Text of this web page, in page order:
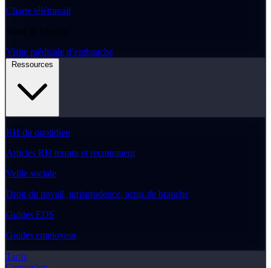
Charte télétravail
Santé & Sécurité
Visite médicale d’embauche
RH du quotidien
Articles RH terrain et recrutement
Veille sociale
Droit du travail, jurisprudence, actus de branche
Guides EDS
Guides employeur
Tarifs